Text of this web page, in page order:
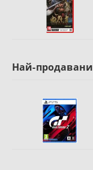
Най-продавани